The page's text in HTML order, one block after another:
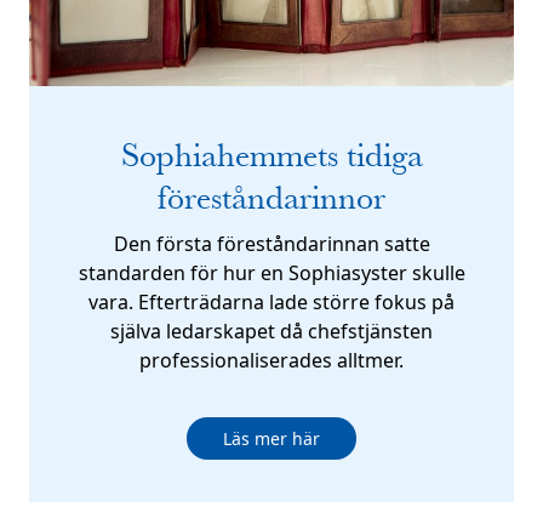
Sophiahemmets tidiga
föreståndarinnor
Den första föreståndarinnan satte
standarden för hur en Sophiasyster skulle
vara. Efterträdarna lade större fokus på
själva ledarskapet då chefstjänsten
professionaliserades alltmer.
Läs mer här